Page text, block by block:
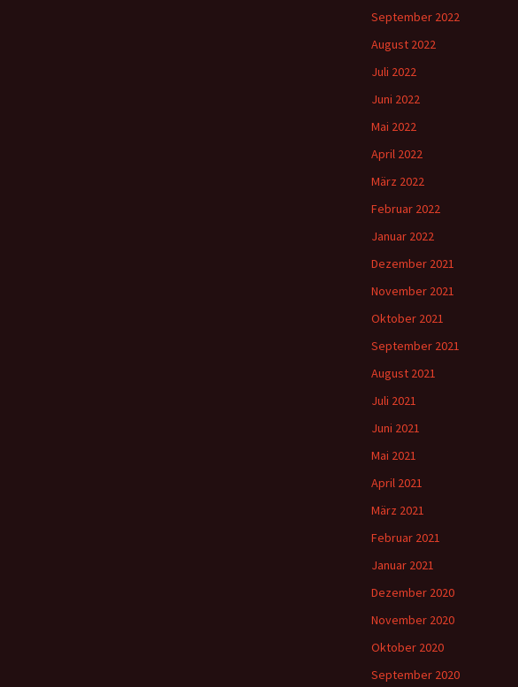
September 2022
August 2022
Juli 2022
Juni 2022
Mai 2022
April 2022
März 2022
Februar 2022
Januar 2022
Dezember 2021
November 2021
Oktober 2021
September 2021
August 2021
Juli 2021
Juni 2021
Mai 2021
April 2021
März 2021
Februar 2021
Januar 2021
Dezember 2020
November 2020
Oktober 2020
September 2020